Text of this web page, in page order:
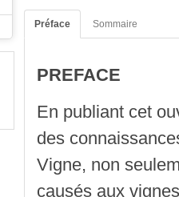
Préface Sommaire
PREFACE
En publiant cet
des
Vigne, non
causés aux